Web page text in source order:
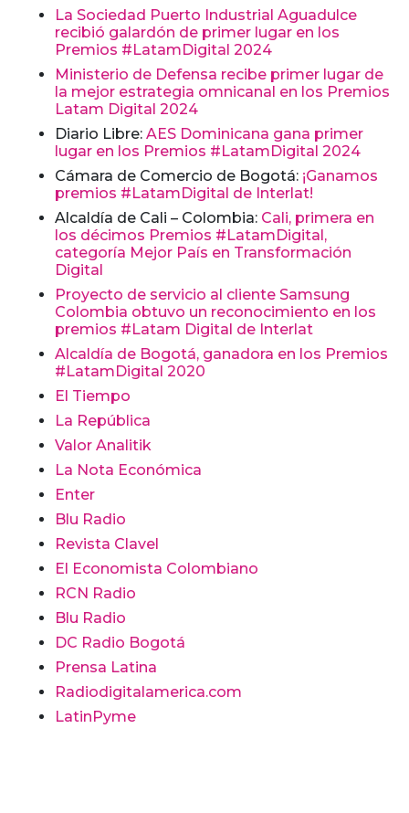
La Sociedad Puerto Industrial Aguadulce
recibió galardón de primer lugar en los
Premios #LatamDigital 2024
Ministerio de Defensa recibe primer lugar de
la mejor estrategia omnicanal en los Premios
Latam Digital 2024
Diario Libre: AES Dominicana gana primer
lugar en los Premios #LatamDigital 2024
Cámara de Comercio de Bogotá: ¡Ganamos
premios #LatamDigital de Interlat!
Alcaldía de Cali – Colombia: Cali, primera en
los décimos Premios #LatamDigital,
categoría Mejor País en Transformación
Digital
Proyecto de servicio al cliente Samsung
Colombia obtuvo un reconocimiento en los
premios #Latam Digital de Interlat
Alcaldía de Bogotá, ganadora en los Premios
#LatamDigital 2020
El Tiempo
La República
Valor Analitik
La Nota Económica
Enter
Blu Radio
Revista Clavel
El Economista Colombiano
RCN Radio
Blu Radio
DC Radio Bogotá
Prensa Latina
Radiodigitalamerica.com
LatinPyme